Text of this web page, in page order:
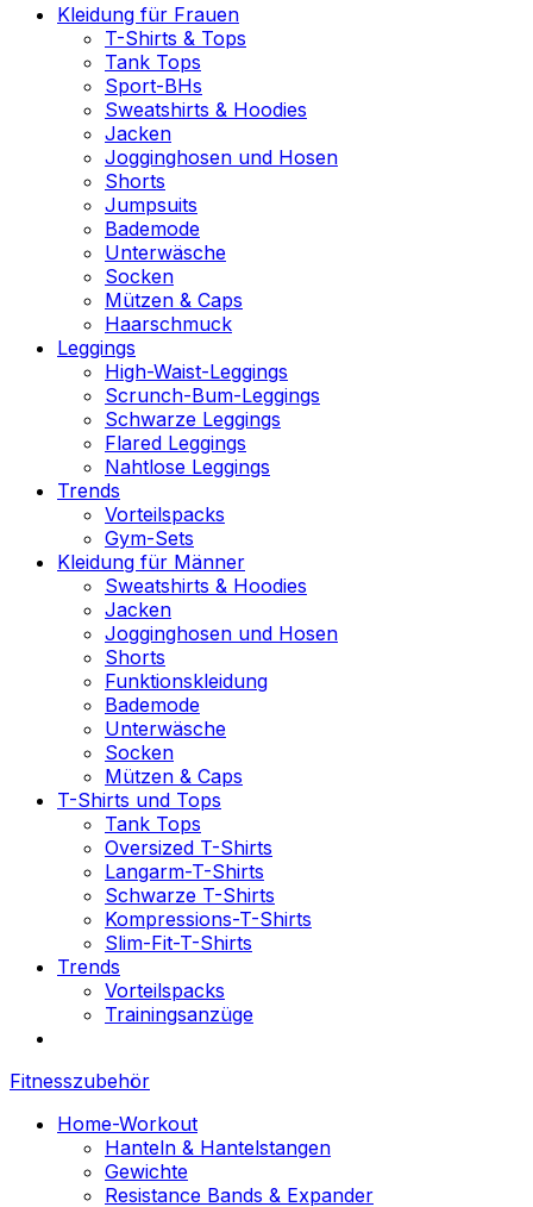
Kleidung für Frauen
T-Shirts & Tops
Tank Tops
Sport-BHs
Sweatshirts & Hoodies
Jacken
Jogginghosen und Hosen
Shorts
Jumpsuits
Bademode
Unterwäsche
Socken
Mützen & Caps
Haarschmuck
Leggings
High-Waist-Leggings
Scrunch-Bum-Leggings
Schwarze Leggings
Flared Leggings
Nahtlose Leggings
Trends
Vorteilspacks
Gym-Sets
Kleidung für Männer
Sweatshirts & Hoodies
Jacken
Jogginghosen und Hosen
Shorts
Funktionskleidung
Bademode
Unterwäsche
Socken
Mützen & Caps
T-Shirts und Tops
Tank Tops
Oversized T-Shirts
Langarm-T-Shirts
Schwarze T-Shirts
Kompressions-T-Shirts
Slim-Fit-T-Shirts
Trends
Vorteilspacks
Trainingsanzüge
Fitnesszubehör
Home-Workout
Hanteln & Hantelstangen
Gewichte
Resistance Bands & Expander